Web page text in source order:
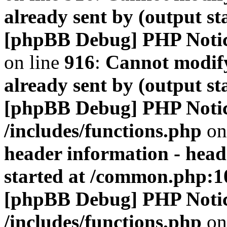
already sent by (output
[phpBB Debug] PHP
on line 916: Cannot
already sent by (output
[phpBB Debug] PHP
/includes/functions.php
header information -
started at /
[phpBB Debug] PHP
/includes/functions.php